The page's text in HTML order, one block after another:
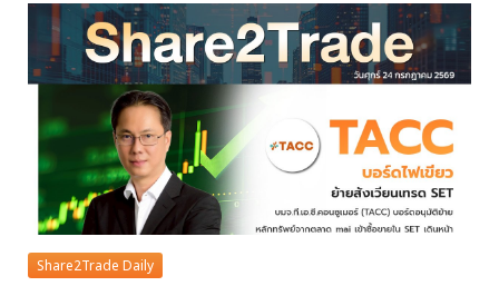
Share2Trade Daily